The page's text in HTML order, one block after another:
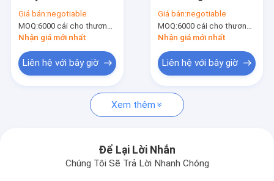
Sơn phun sơn
Sơn phun acrylic
Đánh dấu phun sơn
Giá bán:negotiable
MOQ:6000 cái cho thương hiệu Aristo, 15000 cái cho thương hiệu của khách hàng
Nhận giá mới nhất
Liên hệ với bây giờ
Giá bán:negotiable
MOQ:6000 cái cho thương hiệu Aristo, 15000 cái cho thương hiệu của khách hàng
Nhận giá mới nhất
Liên hệ với bây giờ
Xem thêm
Để Lại Lời Nhắn
Chúng Tôi Sẽ Trả Lời Nhanh Chóng